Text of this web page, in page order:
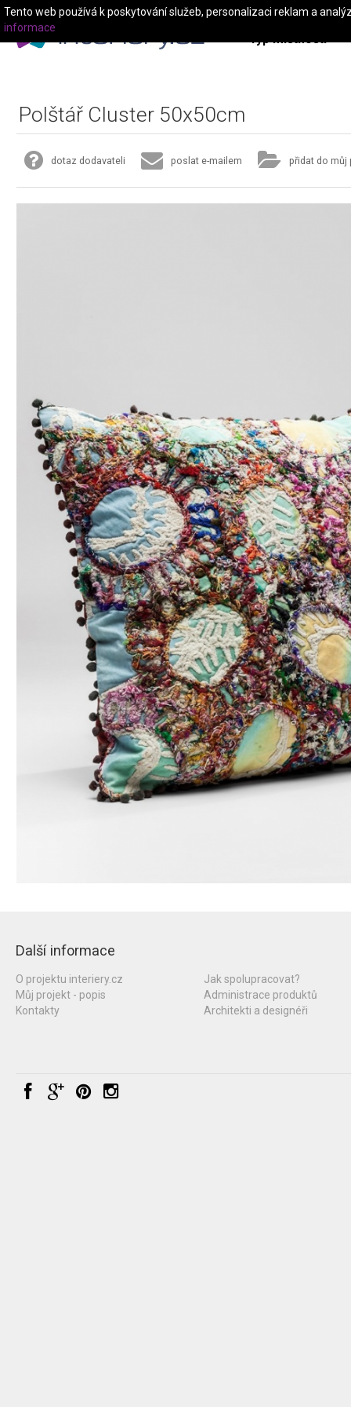
Typ místnosti
Polštář Cluster 50x50cm
dotaz dodavateli poslat e-mailem přidat do můj
Další informace
O projektu interiery.cz
Můj projekt - popis
Kontakty
Jak spolupracovat?
Administrace produktů
Architekti a designéři
Tento web používá k poskytování služeb, personalizaci reklam a
informace